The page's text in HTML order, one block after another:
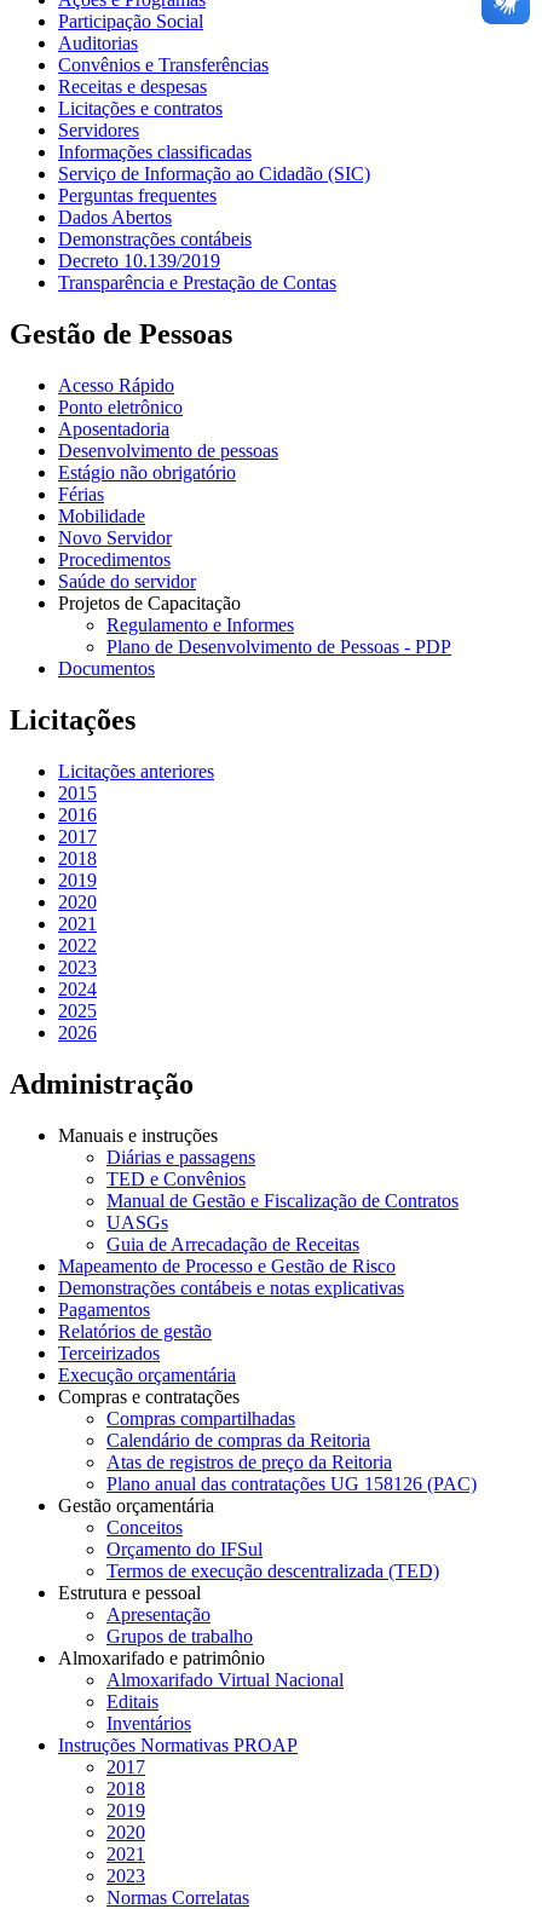
Participação Social
Auditorias
Convênios e Transferências
Receitas e despesas
Licitações e contratos
Servidores
Informações classificadas
Serviço de Informação ao Cidadão (SIC)
Perguntas frequentes
Dados Abertos
Demonstrações contábeis
Decreto 10.139/2019
Transparência e Prestação de Contas
Gestão de Pessoas
Acesso Rápido
Ponto eletrônico
Aposentadoria
Desenvolvimento de pessoas
Estágio não obrigatório
Férias
Mobilidade
Novo Servidor
Procedimentos
Saúde do servidor
Projetos de Capacitação
Regulamento e Informes
Plano de Desenvolvimento de Pessoas - PDP
Documentos
Licitações
Licitações anteriores
2015
2016
2017
2018
2019
2020
2021
2022
2023
2024
2025
2026
Administração
Manuais e instruções
Diárias e passagens
TED e Convênios
Manual de Gestão e Fiscalização de Contratos
UASGs
Guia de Arrecadação de Receitas
Mapeamento de Processo e Gestão de Risco
Demonstrações contábeis e notas explicativas
Pagamentos
Relatórios de gestão
Terceirizados
Execução orçamentária
Compras e contratações
Compras compartilhadas
Calendário de compras da Reitoria
Atas de registros de preço da Reitoria
Plano anual das contratações UG 158126 (PAC)
Gestão orçamentária
Conceitos
Orçamento do IFSul
Termos de execução descentralizada (TED)
Estrutura e pessoal
Apresentação
Grupos de trabalho
Almoxarifado e patrimônio
Almoxarifado Virtual Nacional
Editais
Inventários
Instruções Normativas PROAP
2017
2018
2019
2020
2021
2023
Normas Correlatas